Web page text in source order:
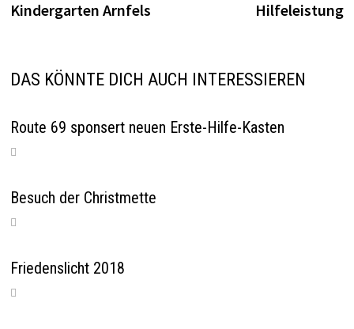
Kindergarten Arnfels
Hilfeleistung
DAS KÖNNTE DICH AUCH INTERESSIEREN
Route 69 sponsert neuen Erste-Hilfe-Kasten
Besuch der Christmette
Friedenslicht 2018